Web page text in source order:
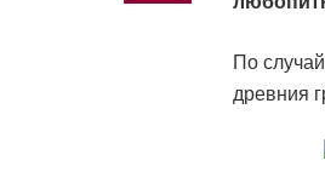
По
древния